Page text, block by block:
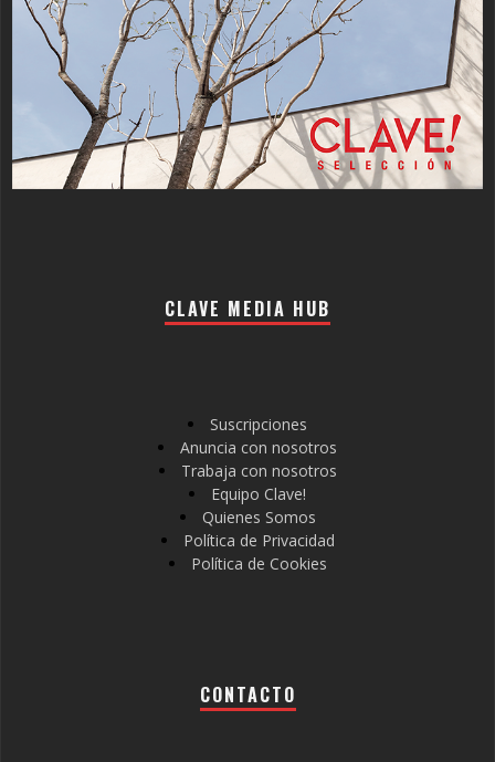
CLAVE MEDIA HUB
Suscripciones
Anuncia con nosotros
Trabaja con nosotros
Equipo Clave!
Quienes Somos
Política de Privacidad
Política de Cookies
CONTACTO